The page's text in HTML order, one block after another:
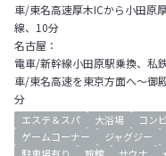
車/東名高速厚木ICから小田原
線、10分
名古屋：
電車/新幹線小田原駅乗換、私
車/東名高速を東京方面へ～御
分
エステ＆スパ 大浴場 コン
ゲームコーナー
ジャグジー
駐車場有り
旅館 サウナ